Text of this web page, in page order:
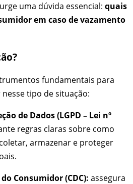
uma dúvida essencial: quais
em caso de vazamento
fundamentais para
tipo de situação:
de Dados (LGPD – Lei nº
regras claras sobre como
armazenar e proteger
Consumidor (CDC): assegura